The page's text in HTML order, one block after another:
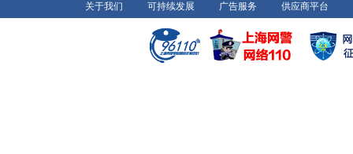
关于我们 可持续发展 广告服务 供应商平台